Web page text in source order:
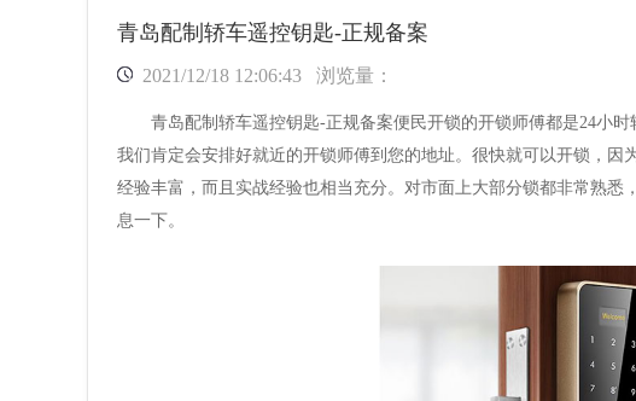
青岛配制轿车遥控钥匙-正规备案
2021/12/18 12:06:43 浏览量：
青岛配制轿车遥控钥匙-正规备案便民开锁的开锁师傅都是24小
我们肯定会安排好就近的开锁师傅到您的地址。很快就可以开锁，
经验丰富，而且实战经验也相当充分。对市面上大部分锁都非常熟
息一下。